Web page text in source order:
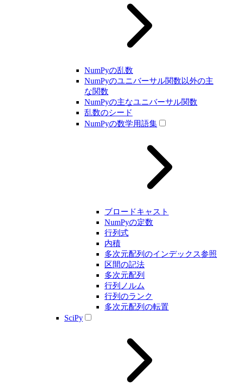
NumPyの乱数
NumPyのユニバーサル関数以外の主
な関数
NumPyの主なユニバーサル関数
乱数のシード
NumPyの数学用語集
ブロードキャスト
NumPyの定数
行列式
内積
多次元配列のインデックス参照
区間の記法
多次元配列
行列ノルム
行列のランク
多次元配列の転置
SciPy